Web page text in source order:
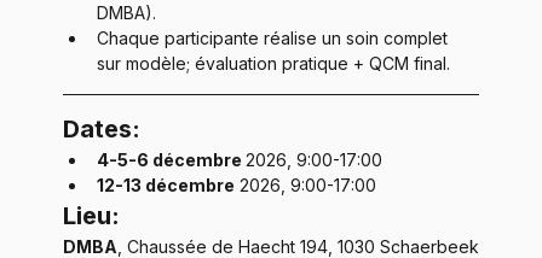
DMBA).
Chaque participante réalise un soin complet
sur modèle; évaluation pratique + QCM final.
Dates:
4-5-6 décembre 2026, 9:00-17:00
12-13 décembre 2026, 9:00-17:00
Lieu:
DMBA , Chaussée de Haecht 194, 1030 Schaerbeek